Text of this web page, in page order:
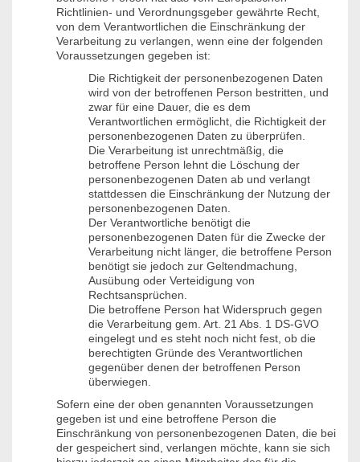
Richtlinien- und Verordnungsgeber gewährte Recht,
von dem Verantwortlichen die Einschränkung der
Verarbeitung zu verlangen, wenn eine der folgenden
Voraussetzungen gegeben ist:
Die Richtigkeit der personenbezogenen Daten
wird von der betroffenen Person bestritten, und
zwar für eine Dauer, die es dem
Verantwortlichen ermöglicht, die Richtigkeit der
personenbezogenen Daten zu überprüfen.
Die Verarbeitung ist unrechtmäßig, die
betroffene Person lehnt die Löschung der
personenbezogenen Daten ab und verlangt
stattdessen die Einschränkung der Nutzung der
personenbezogenen Daten.
Der Verantwortliche benötigt die
personenbezogenen Daten für die Zwecke der
Verarbeitung nicht länger, die betroffene Person
benötigt sie jedoch zur Geltendmachung,
Ausübung oder Verteidigung von
Rechtsansprüchen.
Die betroffene Person hat Widerspruch gegen
die Verarbeitung gem. Art. 21 Abs. 1 DS-GVO
eingelegt und es steht noch nicht fest, ob die
berechtigten Gründe des Verantwortlichen
gegenüber denen der betroffenen Person
überwiegen.
Sofern eine der oben genannten Voraussetzungen
gegeben ist und eine betroffene Person die
Einschränkung von personenbezogenen Daten, die bei
der gespeichert sind, verlangen möchte, kann sie sich